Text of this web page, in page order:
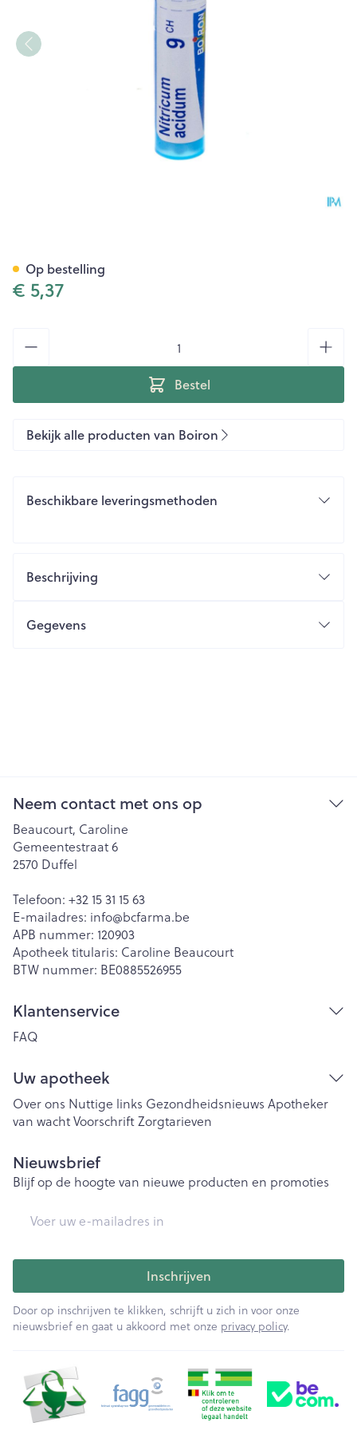
€ 5,37
Bestel
Op bestelling
Bekijk alle producten van Boiron
Beschikbare leveringsmethoden
Beschrijving
Gegevens
Neem contact met ons op
Beaucourt, Caroline
Gemeentestraat 6
2570 Duffel
Telefoon: +32 15 31 15 63
E-mailadres: info@bcfarma.be
APB nummer: 120903
Apotheek titularis: Caroline Beaucourt
BTW nummer: BE0885526955
Klantenservice
FAQ
Uw apotheek
Over ons Nuttige links Gezondheidsnieuws Apotheker
van wachtVoorschriftZorgtarieven
Nieuwsbrief
Blijf op de hoogte van nieuwe producten en promoties
Inschrijven
Door op inschrijven te klikken, schrijft u zich in voor onze
nieuwsbrief en gaat u akkoord met onze privacy policy.